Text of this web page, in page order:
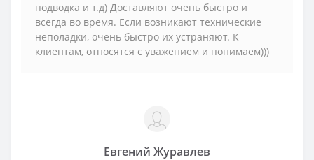
подводка и т.д) Доставляют очень быстро и
всегда во время. Если возникают технические
неполадки, очень быстро их устраняют. К
клиентам, относятся с уважением и понимаем)))
Евгений Журавлев